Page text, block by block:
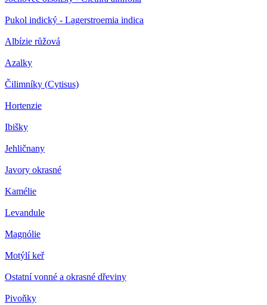
Pukol indický - Lagerstroemia indica
Albízie růžová
Azalky
Čilimníky (Cytisus)
Hortenzie
Ibišky
Jehličnany
Javory okrasné
Kamélie
Levandule
Magnólie
Motýlí keř
Ostatní vonné a okrasné dřeviny
Pivoňky